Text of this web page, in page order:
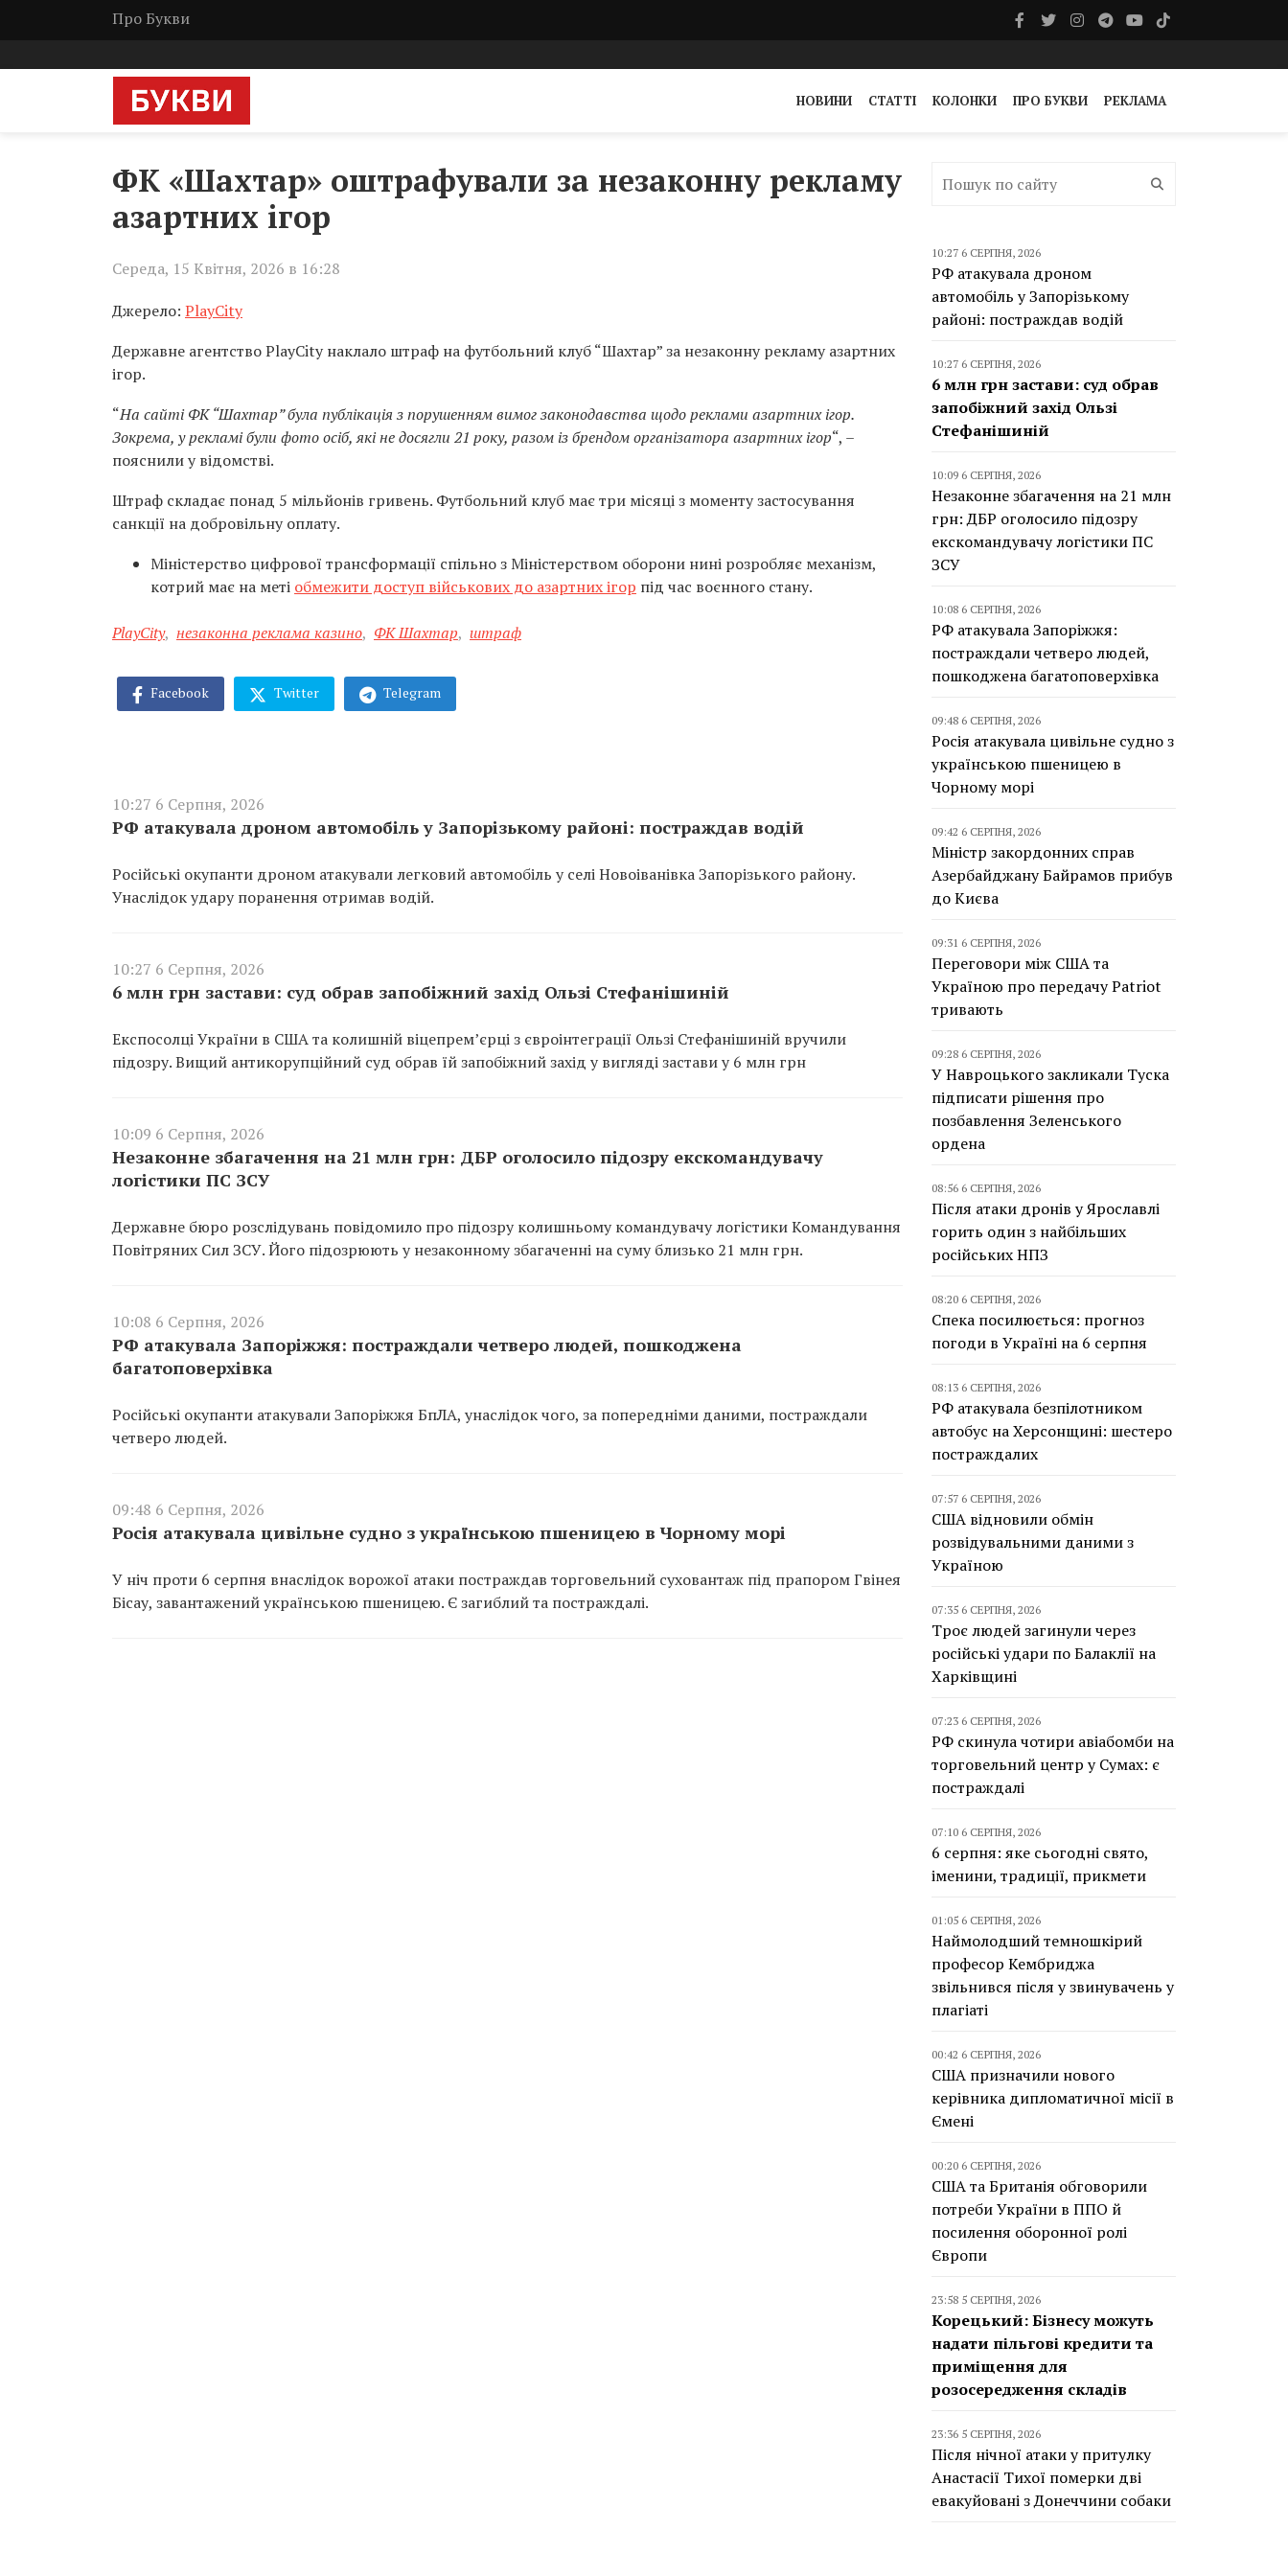
Про Букви
НОВИНИ СТАТТІ КОЛОНКИ ПРО БУКВИ РЕКЛАМА
ФК «Шахтар» оштрафували за незаконну рекламу
азартних ігор
Середа, 15 Квітня, 2026 в 16:28
Джерело: PlayCity
Державне агентство PlayCity наклало штраф на футбольний клуб “Шахтар” за незаконну рекламу азартних
ігор.
“На сайті ФК “Шахтар” була публікація з порушенням вимог законодавства щодо реклами азартних ігор.
Зокрема, у рекламі були фото осіб, які не досягли 21 року, разом із брендом організатора азартних ігор“, –
пояснили у відомстві.
Штраф складає понад 5 мільйонів гривень. Футбольний клуб має три місяці з моменту застосування
санкції на добровільну оплату.
Міністерство цифрової трансформації спільно з Міністерством оборони нині розробляє механізм,
котрий має на меті обмежити доступ військових до азартних ігор під час воєнного стану.
PlayCity, незаконна реклама казино, ФК Шахтар, штраф
Facebook Twitter Telegram
10:27 6 Серпня, 2026
РФ атакувала дроном автомобіль у Запорізькому районі: постраждав водій
Російські окупанти дроном атакували легковий автомобіль у селі Новоіванівка Запорізького району.
Унаслідок удару поранення отримав водій.
10:27 6 Серпня, 2026
6 млн грн застави: суд обрав запобіжний захід Ользі Стефанішиній
Експосолці України в США та колишній віцепремʼєрці з євроінтеграції Ользі Стефанішиній вручили
підозру. Вищий антикорупційний суд обрав їй запобіжний захід у вигляді застави у 6 млн грн
10:09 6 Серпня, 2026
Незаконне збагачення на 21 млн грн: ДБР оголосило підозру екскомандувачу
логістики ПС ЗСУ
Державне бюро розслідувань повідомило про підозру колишньому командувачу логістики Командування
Повітряних Сил ЗСУ. Його підозрюють у незаконному збагаченні на суму близько 21 млн грн.
10:08 6 Серпня, 2026
РФ атакувала Запоріжжя: постраждали четверо людей, пошкоджена
багатоповерхівка
Російські окупанти атакували Запоріжжя БпЛА, унаслідок чого, за попередніми даними, постраждали
четверо людей.
09:48 6 Серпня, 2026
Росія атакувала цивільне судно з українською пшеницею в Чорному морі
У ніч проти 6 серпня внаслідок ворожої атаки постраждав торговельний суховантаж під прапором Гвінея
Бісау, завантажений українською пшеницею. Є загиблий та постраждалі.
10:27 6 СЕРПНЯ, 2026
РФ атакувала дроном
автомобіль у Запорізькому
районі: постраждав водій
10:27 6 СЕРПНЯ, 2026
6 млн грн застави: суд обрав
запобіжний захід Ользі
Стефанішиній
10:09 6 СЕРПНЯ, 2026
Незаконне збагачення на 21 млн
грн: ДБР оголосило підозру
екскомандувачу логістики ПС
ЗСУ
10:08 6 СЕРПНЯ, 2026
РФ атакувала Запоріжжя:
постраждали четверо людей,
пошкоджена багатоповерхівка
09:48 6 СЕРПНЯ, 2026
Росія атакувала цивільне судно з
українською пшеницею в
Чорному морі
09:42 6 СЕРПНЯ, 2026
Міністр закордонних справ
Азербайджану Байрамов прибув
до Києва
09:31 6 СЕРПНЯ, 2026
Переговори між США та
Україною про передачу Patriot
тривають
09:28 6 СЕРПНЯ, 2026
У Навроцького закликали Туска
підписати рішення про
позбавлення Зеленського
ордена
08:56 6 СЕРПНЯ, 2026
Після атаки дронів у Ярославлі
горить один з найбільших
російських НПЗ
08:20 6 СЕРПНЯ, 2026
Спека посилюється: прогноз
погоди в Україні на 6 серпня
08:13 6 СЕРПНЯ, 2026
РФ атакувала безпілотником
автобус на Херсонщині: шестеро
постраждалих
07:57 6 СЕРПНЯ, 2026
США відновили обмін
розвідувальними даними з
Україною
07:35 6 СЕРПНЯ, 2026
Троє людей загинули через
російські удари по Балаклії на
Харківщині
07:23 6 СЕРПНЯ, 2026
РФ скинула чотири авіабомби на
торговельний центр у Сумах: є
постраждалі
07:10 6 СЕРПНЯ, 2026
6 серпня: яке сьогодні свято,
іменини, традиції, прикмети
01:05 6 СЕРПНЯ, 2026
Наймолодший темношкірий
професор Кембриджа
звільнився після у звинувачень у
плагіаті
00:42 6 СЕРПНЯ, 2026
США призначили нового
керівника дипломатичної місії в
Ємені
00:20 6 СЕРПНЯ, 2026
США та Британія обговорили
потреби України в ППО й
посилення оборонної ролі
Європи
23:58 5 СЕРПНЯ, 2026
Корецький: Бізнесу можуть
надати пільгові кредити та
приміщення для
розосередження складів
23:36 5 СЕРПНЯ, 2026
Після нічної атаки у притулку
Анастасії Тихої померки дві
евакуйовані з Донеччини собаки